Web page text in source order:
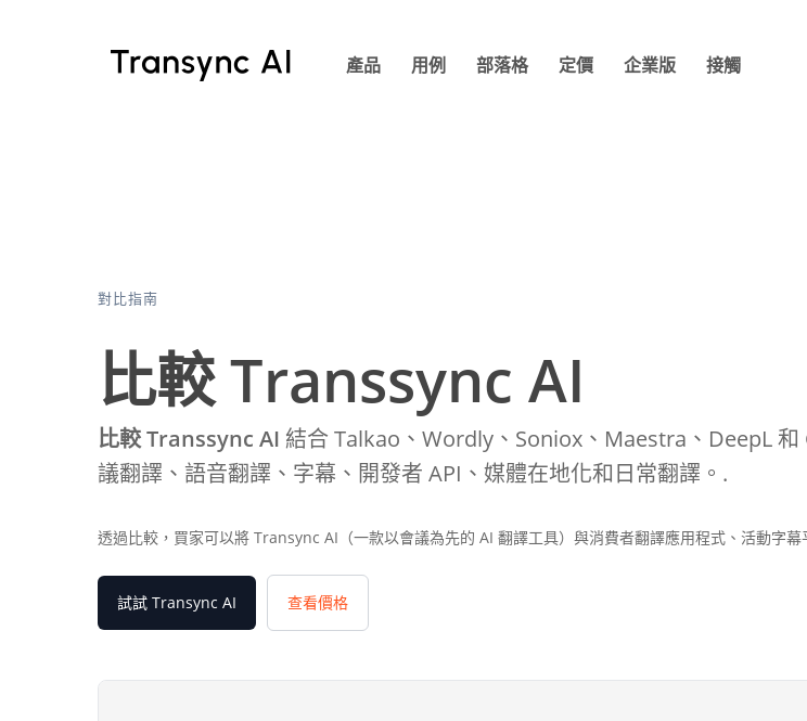
產品 用例 部落格 定價 企業版 接觸
對比指南
比較 Transsync AI
比較 Transsync AI 結合 Talkao、Wordly、Soniox、Maestra、DeepL
議翻譯、語音翻譯、字幕、開發者 API、媒體在地化和日常翻譯。.
透過比較，買家可以將 Transync AI（一款以會議為先的 AI 翻譯工具）與消費者翻譯應用程式、活動字
試試 Transync AI 查看價格